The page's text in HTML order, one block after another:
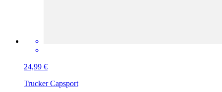
24,99 €
Trucker Capsport